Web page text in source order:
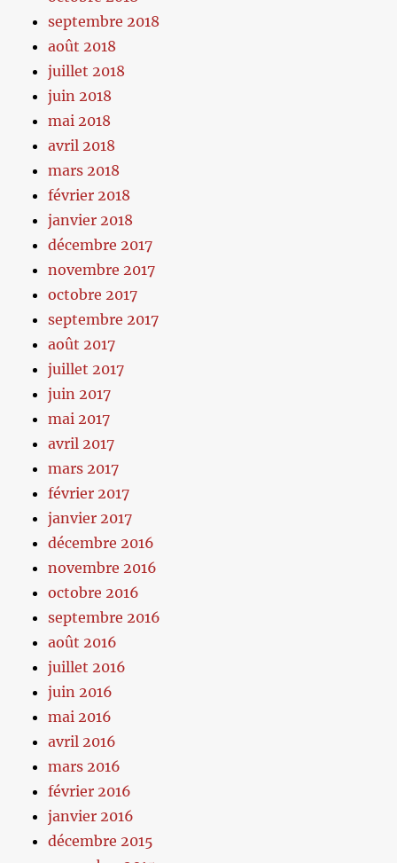
septembre 2018
août 2018
juillet 2018
juin 2018
mai 2018
avril 2018
mars 2018
février 2018
janvier 2018
décembre 2017
novembre 2017
octobre 2017
septembre 2017
août 2017
juillet 2017
juin 2017
mai 2017
avril 2017
mars 2017
février 2017
janvier 2017
décembre 2016
novembre 2016
octobre 2016
septembre 2016
août 2016
juillet 2016
juin 2016
mai 2016
avril 2016
mars 2016
février 2016
janvier 2016
décembre 2015